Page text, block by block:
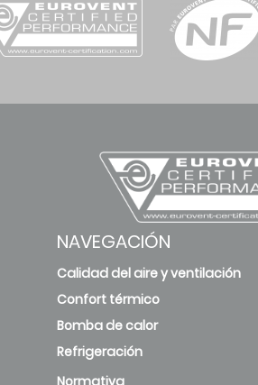
GX 66/60-2-
Level 2
Pr05/Zn05-
F54-TT-PU
new
Pr08/Zn08-
NAVEGACIÓN
Calidad del aire y ventilación
Confort térmico
Bomba de calor
Refrigeración
Normativa